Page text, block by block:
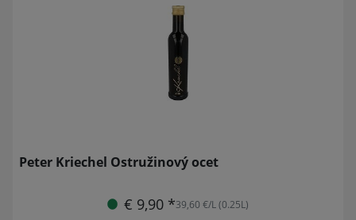
Peter Kriechel Ostružinový ocet
€ 9,90 *39,60 €/L (0.25L)